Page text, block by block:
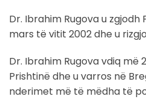
Dr. Ibrahim Rugova u zgjodh
mars të vitit 2002 dhe u
Dr. Ibrahim Rugova vdiq më
Prishtinë dhe u varros në
nderimet më të mëdha të